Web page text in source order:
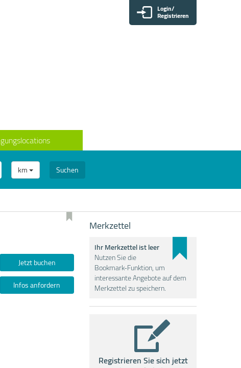
Login/
Registrieren
km Suchen
Jetzt buchen
Infos anfordern
Merkzettel
Ihr Merkzettel ist leer
Nutzen Sie die
Bookmark-Funktion, um
interessante Angebote auf dem
Merkzettel zu speichern.
Registrieren Sie sich jetzt